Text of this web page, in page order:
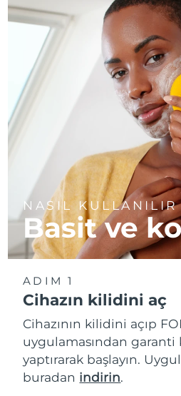
NASIL KULLANILIR
Basit ve
ADIM 1
Cihazın kilidini aç
Cihazının kilidini açıp
uygulamasından garanti
yaptırarak başlayın.
buradan indirin.